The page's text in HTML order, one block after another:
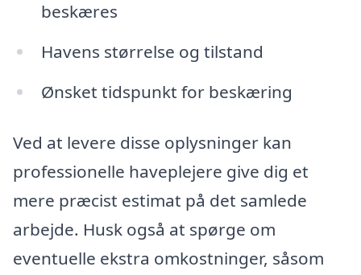
beskæres
Havens størrelse og tilstand
Ønsket tidspunkt for beskæring
Ved at levere disse oplysninger kan
professionelle haveplejere give dig et
mere præcist estimat på det samlede
arbejde. Husk også at spørge om
eventuelle ekstra omkostninger, såsom